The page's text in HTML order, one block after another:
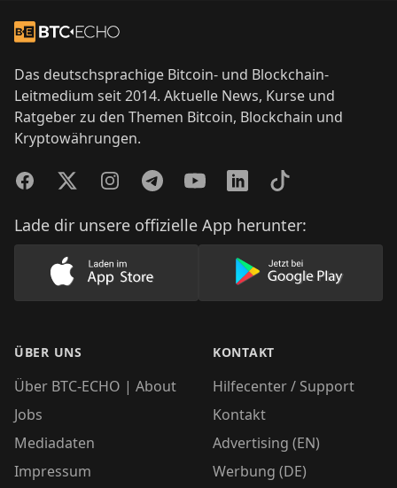
Zur Startseite
Das deutschsprachige Bitcoin- und Blockchain-
Leitmedium seit 2014. Aktuelle News, Kurse und
Ratgeber zu den Themen Bitcoin, Blockchain und
Kryptowährungen.
FacebookTwitterInstagramTelegramYouTubeLinkedInTikTok
Lade dir unsere offizielle App herunter:
Lade unsere App im AppStore herunter
Lade unsere
ÜBER UNS
Über BTC-ECHO | About
Jobs
Mediadaten
Impressum
KONTAKT
Hilfecenter / Support
Kontakt
Advertising (EN)
Werbung (DE)